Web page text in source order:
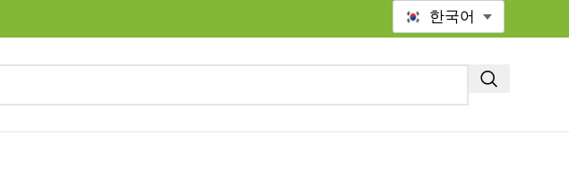
한국어